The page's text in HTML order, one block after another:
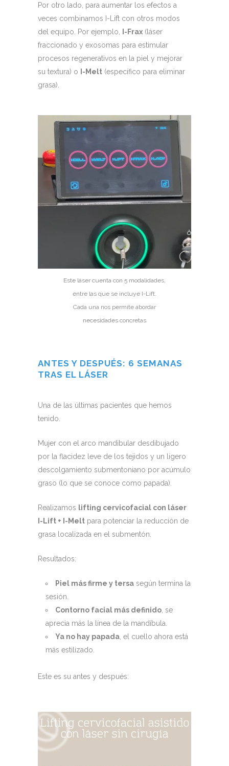
Por otro lado, para aumentar los efectos a
veces combinamos I-Lift con otros modos
del equipo. Por ejemplo,
I-Frax (láser
fraccionado y exosomas para estimular
procesos regenerativos en la piel y mejorar
su textura) o
I-Melt (específico para eliminar
grasa).
Este láser cuenta con 5 modalidades,
entre las que se incluye I-Lift.
Cada una nos permite abordar
necesidades concretas
ANTES Y DESPUÉS: 6 SEMANAS
TRAS EL LÁSER
Una de las últimas pacientes que hemos
tenido.
Mujer con el arco mandibular desdibujado
por la flacidez leve de los tejidos y un ligero
descolgamiento submentoniano por acúmulo
graso (lo que se conoce como papada).
Realizamos lifting cervicofacial con láser
I-Lift + I-Melt para potenciar la reducción de
grasa localizada en el submentón.
Resultados:
Piel más firme y tersa según termina la
sesión.
Contorno facial más definido , se
aprecia más la línea de la mandíbula.
Ya no hay papada , el cuello ahora está
más estilizado.
Este es su antes y después: